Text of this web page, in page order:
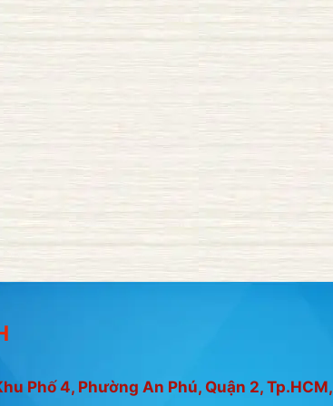
Phố 4, Phường An Phú, Quận 2, Tp.HCM,